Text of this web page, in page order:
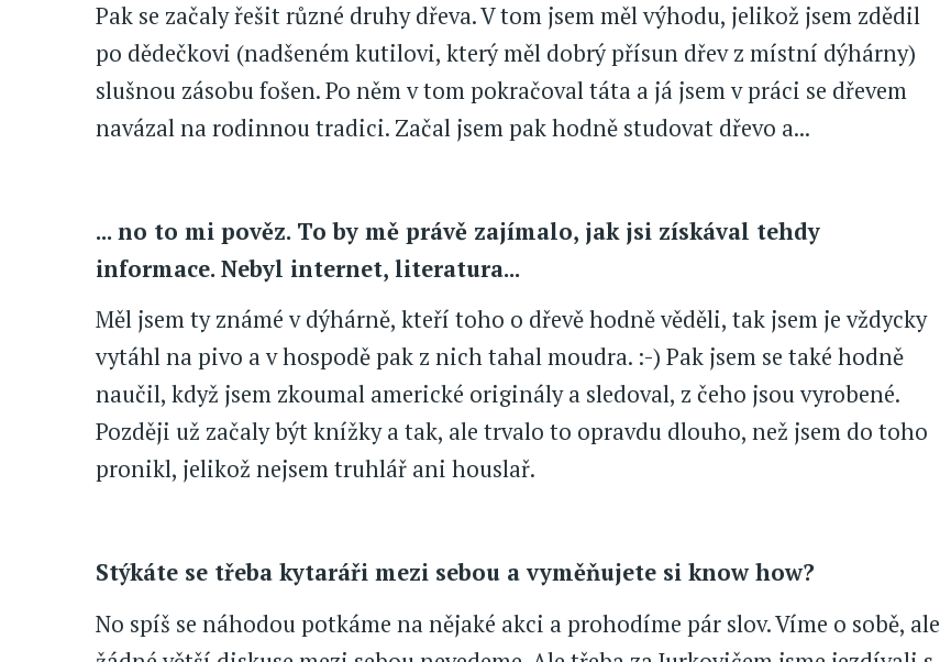
Pak se začaly řešit různé druhy dřeva. V tom jsem měl výhodu, jelikož jsem zdědil
po dědečkovi (nadšeném kutilovi, který měl dobrý přísun dřev z místní dýhárny)
slušnou zásobu fošen. Po něm v tom pokračoval táta a já jsem v práci se dřevem
navázal na rodinnou tradici. Začal jsem pak hodně studovat dřevo a...
... no to mi pověz. To by mě právě zajímalo, jak jsi získával tehdy
informace. Nebyl internet, literatura...
Měl jsem ty známé v dýhárně, kteří toho o dřevě hodně věděli, tak jsem je vždycky
vytáhl na pivo a v hospodě pak z nich tahal moudra. :-) Pak jsem se také hodně
naučil, když jsem zkoumal americké originály a sledoval, z čeho jsou vyrobené.
Později už začaly být knížky a tak, ale trvalo to opravdu dlouho, než jsem do toho
pronikl, jelikož nejsem truhlář ani houslař.
Stýkáte se třeba kytaráři mezi sebou a vyměňujete si know how?
No spíš se náhodou potkáme na nějaké akci a prohodíme pár slov. Víme o sobě, ale